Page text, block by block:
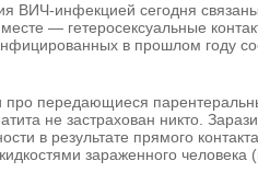
ВИЧ-инфекцией сегодня
— гетеросексуальные
в прошлом году
про передающиеся
не застрахован никто.
в результате прямого
зараженного